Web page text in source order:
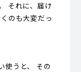
それに、届け
のも大変だっ
使うと、 その